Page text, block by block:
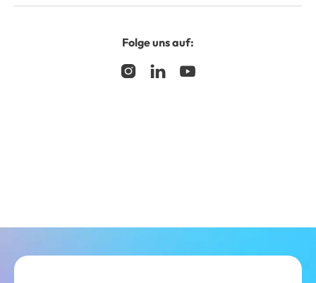
Folge uns auf:
  